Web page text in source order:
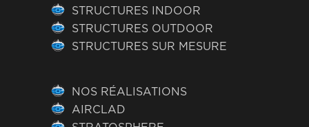
STRUCTURES INDOOR
STRUCTURES OUTDOOR
STRUCTURES SUR MESURE
NOS RÉALISATIONS
AIRCLAD